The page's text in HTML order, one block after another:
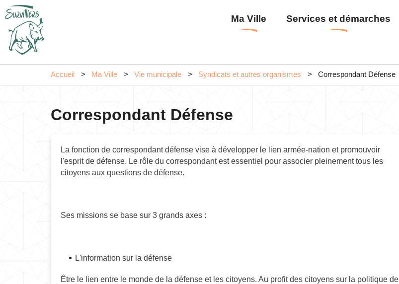
au
contenu
Menu
principal
Ma Ville Services et démarches
Accueil Ma Ville Vie municipale Syndicats et autres organismes Correspondant Défense
Correspondant Défense
La fonction de correspondant défense vise à développer le lien armée-nation et promouvoir
l'esprit de défense. Le rôle du correspondant est essentiel pour associer pleinement tous les
citoyens aux questions de défense.
Ses missions se base sur 3 grands axes :
L'information sur la défense
Être le lien entre le monde de la défense et les citoyens. Au profit des citoyens sur la politique de